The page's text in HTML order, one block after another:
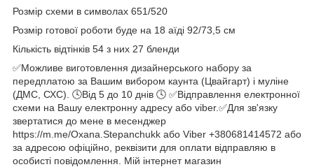
Розмір схеми в символах 651/520
Розмір готової роботи буде на 18 аїді 92/73,5 см
Кількість відтінків 54 з них 27 бленди
✅Можливе виготовлення дизайнерського набору за
передплатою за Вашим вибором каунта (Цвайгарт) і муліне
(ДМС, СХС). 🕓Від 5 до 10 днів 🕓 ✅Відправлення електронної
схеми на Вашу електронну адресу або viber.✅Для зв'язку
звертатися до мене в месенджер
https://m.me/Oxana.Stepanchukk або Viber +380681414572 або
за адресою офіційно, реквізити для оплати відправляю в
особисті повідомлення. Мій інтернет магазин